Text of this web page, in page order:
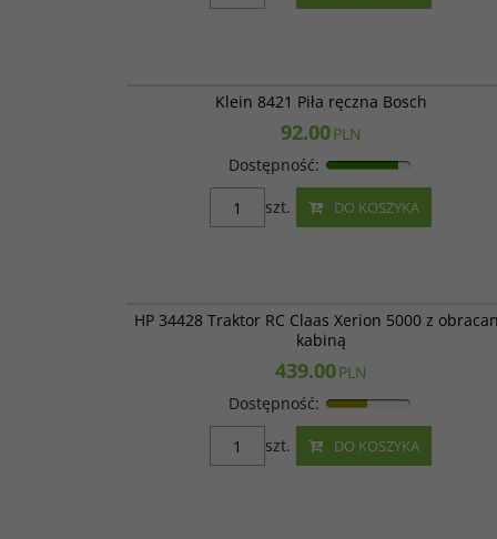
Klein 8421 Piła ręczna Bosch
92.00PLN
Dostępność:
DO KOSZYKA
szt.
HP 34428 Traktor RC Claas Xerion 5000 z
kabiną
439.00PLN
Dostępność:
DO KOSZYKA
szt.